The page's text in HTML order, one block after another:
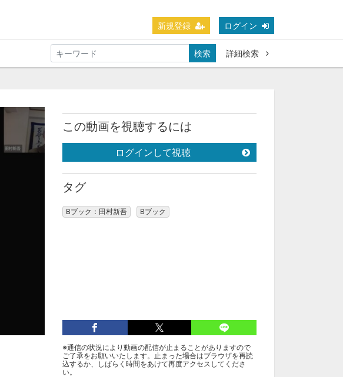
新規登録 ログイン
検索 詳細検索
この動画を視聴するには
ログインして視聴
タグ
Bブック：田村新吾 Bブック
※通信の状況により動画の配信が止まることがありますので
ご了承をお願いいたします。止まった場合はブラウザを再読
込するか、しばらく時間をあけて再度アクセスしてくださ
い。